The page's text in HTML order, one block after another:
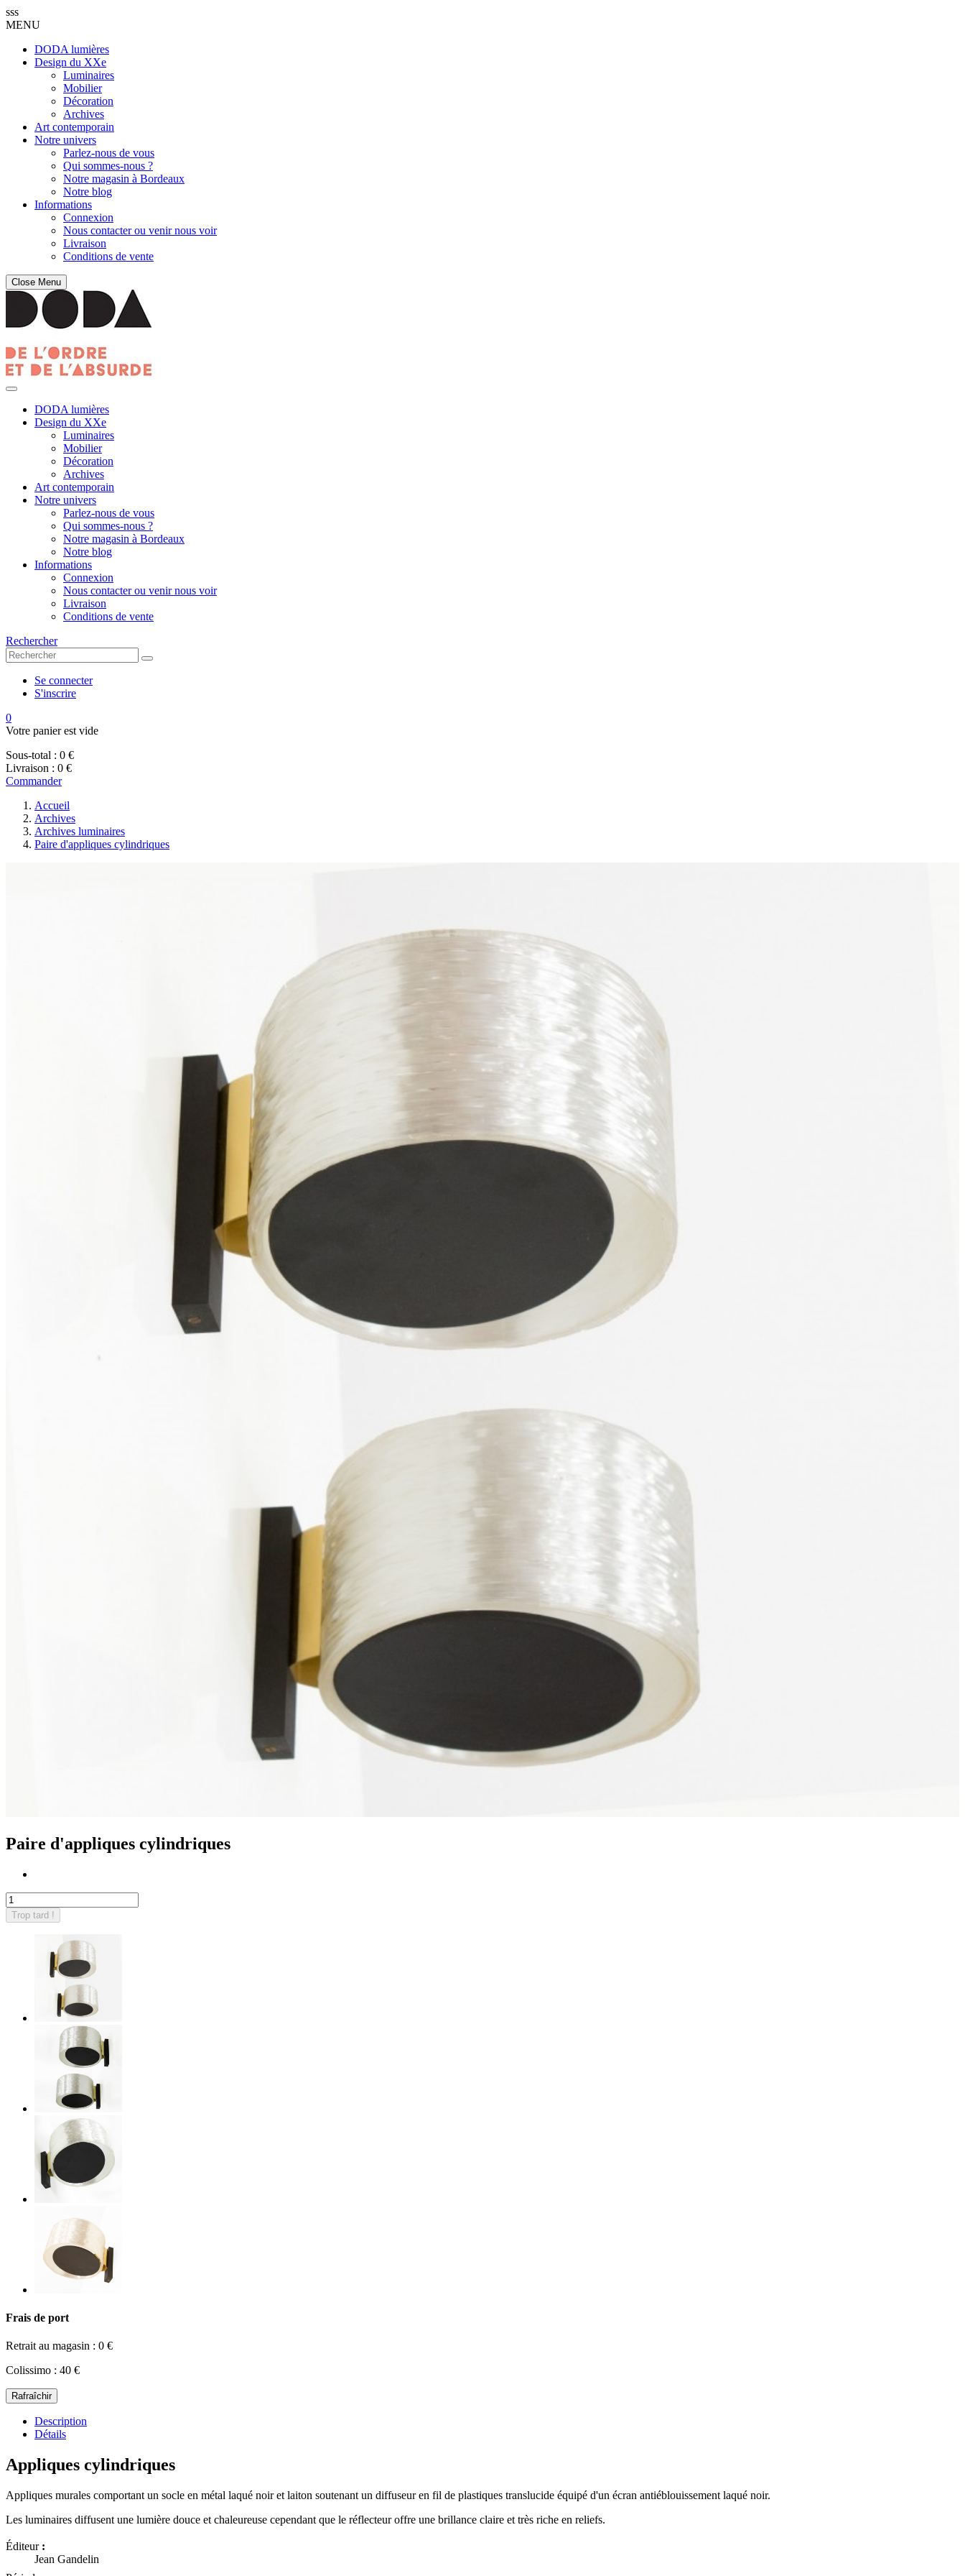
sss
MENU
DODA lumières
Design du XXe
Luminaires
Mobilier
Décoration
Archives
Art contemporain
Notre univers
Parlez-nous de vous
Qui sommes-nous ?
Notre magasin à Bordeaux
Notre blog
Informations
Connexion
Nous contacter ou venir nous voir
Livraison
Conditions de vente
Close Menu
DODA lumières
Design du XXe
Luminaires
Mobilier
Décoration
Archives
Art contemporain
Notre univers
Parlez-nous de vous
Qui sommes-nous ?
Notre magasin à Bordeaux
Notre blog
Informations
Connexion
Nous contacter ou venir nous voir
Livraison
Conditions de vente
Rechercher
Se connecter
S'inscrire
0
Votre panier est vide
Sous-total : 0 €
Livraison : 0 €
Commander
Accueil
Archives
Archives luminaires
Paire d'appliques cylindriques
Paire d'appliques cylindriques
Trop tard !
Frais de port
Retrait au magasin : 0 €
Colissimo : 40 €
Description
Détails
Appliques cylindriques
Appliques murales comportant un socle en métal laqué noir et laiton soutenant un diffuseur en fil de plastiques translucide équipé d'un écran antiéblouissement laqué noir.
Les luminaires diffusent une lumière douce et chaleureuse cependant que le réflecteur offre une brillance claire et très riche en reliefs.
Éditeur :
Jean Gandelin